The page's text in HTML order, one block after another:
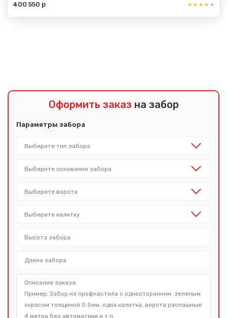
400 550 р
Оформить заказ на забор
Параметры забора